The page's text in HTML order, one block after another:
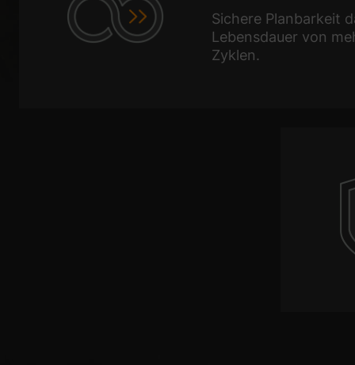
Sichere Planbarkeit
Lebensdauer von
Zyklen.